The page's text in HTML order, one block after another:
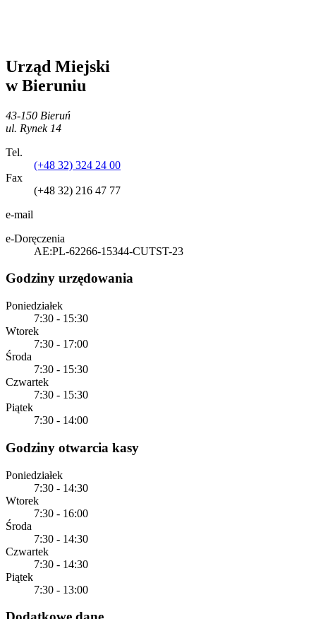
Urząd Miejski
w Bieruniu
43-150 Bieruń
ul. Rynek 14
Tel.
(+48 32) 324 24 00
Fax
(+48 32) 216 47 77
e-mail
e-Doręczenia
AE:PL-62266-15344-CUTST-23
Godziny urzędowania
Poniedziałek
7:30 - 15:30
Wtorek
7:30 - 17:00
Środa
7:30 - 15:30
Czwartek
7:30 - 15:30
Piątek
7:30 - 14:00
Godziny otwarcia kasy
Poniedziałek
7:30 - 14:30
Wtorek
7:30 - 16:00
Środa
7:30 - 14:30
Czwartek
7:30 - 14:30
Piątek
7:30 - 13:00